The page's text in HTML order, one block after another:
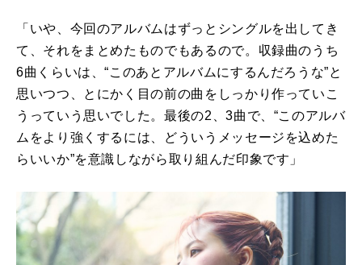
「いや、今回のアルバムはずっとシングルを出してき
て、それをまとめたものでもあるので。収録曲のうち
6曲くらいは、“このあとアルバムにするんだろうな”と
思いつつ、とにかく目の前の曲をしっかり作っていこ
うっていう思いでした。最後の2、3曲で、“このアルバ
ムをより強くするには、どういうメッセージを込めた
らいいか”を意識しながら取り組んだ印象です」